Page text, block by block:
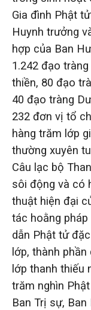
Gia đình Phật
Huynh trưởng
hợp của Ban
1.242 đạo
thiền, 80 đạo
40 đạo tràng
232 đơn vị tổ
hàng trăm lớp
thường xuyên
Câu lạc bộ
sôi động và có
thuật hiện đại
tác hoằng
dẫn Phật tử
lớp, thành
lớp thanh thiếu
trăm nghìn
Ban Trị sự,